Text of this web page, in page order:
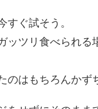
すぐ試そう。
ッツリ食べられる
のはもちろんかず